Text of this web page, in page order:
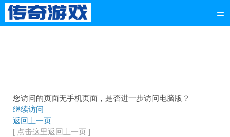

您访问的页面无手机页面，是否进一步访问电脑版？
继续访问
返回上一页
[ 点击这里返回上一页 ]